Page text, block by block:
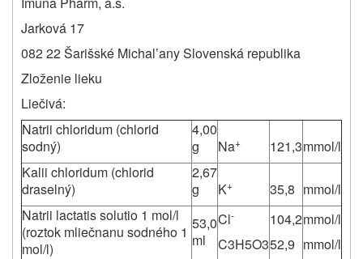
Jarková 17
082 22 Šarišské Michal’any Slovenská republika
Zloženie lieku
Liečivá:
Natrii chloridum (chlorid
sodný)
4,00
g
Na+ 121,3mmol/l
Kalii chloridum (chlorid
draselný)
2,67
g
K+ 35,8 mmol/l
Natrii lactatis solutio 1 mol/l
(roztok mliečnanu sodného 1
mol/l)
53,0
ml
Cl-
C3H5O3
104,2
52,9
mmol/l
mmol/l